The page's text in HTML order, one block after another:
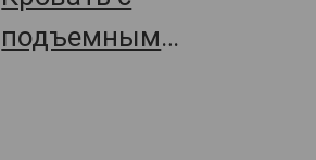
подъемным